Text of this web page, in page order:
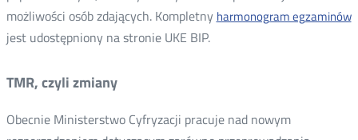
możliwości osób zdających. Kompletny harmonogram egzaminów
jest udostępniony na stronie UKE BIP.
TMR, czyli zmiany
Obecnie Ministerstwo Cyfryzacji pracuje nad nowym